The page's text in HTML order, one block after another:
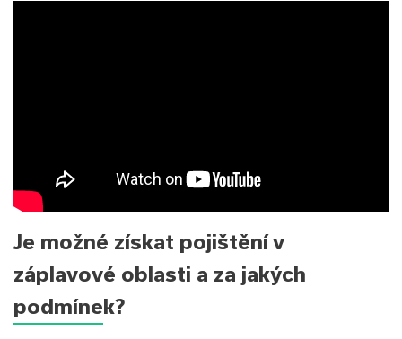
Je možné získat pojištění v
záplavové oblasti a za jakých
podmínek?